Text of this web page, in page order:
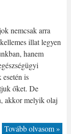
nemcsak arra
illat legyen
hanem
is
őket. De
akkor melyik olaj
Tovább olvasom »